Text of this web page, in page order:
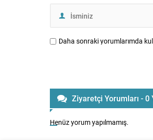
Daha sonraki yorumlarımda
Ziyaretçi Yorumları - 0
Henüz yorum yapılmamış.